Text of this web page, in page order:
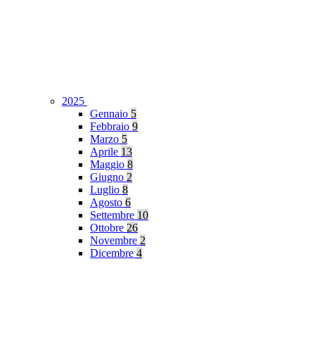
2025
Gennaio 5
Febbraio 9
Marzo 5
Aprile 13
Maggio 8
Giugno 2
Luglio 8
Agosto 6
Settembre 10
Ottobre 26
Novembre 2
Dicembre 4